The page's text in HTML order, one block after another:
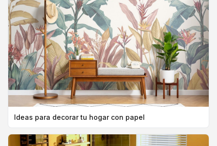
Ideas para decorar tu hogar con papel